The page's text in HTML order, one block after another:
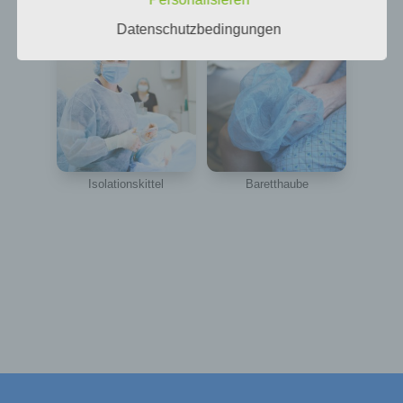
Isolationskittel Baretthaube
Personenbezogene Daten sind alle Informationen, die
Person (im Folgenden „betroffene Person") beziehen.
Als identifizierbar wird eine natürliche Person
angesehen, die direkt oder indirekt, insbesondere mittels
Zuordnung zu einer Kennung wie einem Namen, zu
einer Kennnummer, zu Standortdaten, zu einer Online-
Kennung oder zu einem oder mehreren besonderen
Merkmalen, die Ausdruck der physischen,
physiologischen, genetischen, psychischen,
wirtschaftlichen, kulturellen oder sozialen Identität dieser
natürlichen Person sind, identifiziert werden kann.
Datenschutzbedingungen